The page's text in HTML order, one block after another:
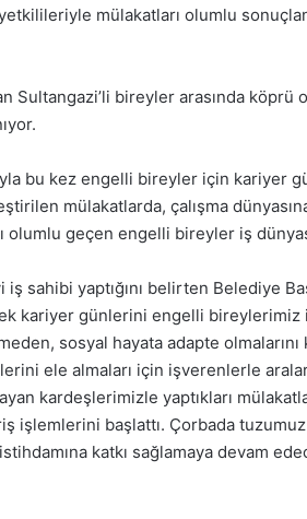
mülakatları olumlu
Sultangazi’li bireyler arasında köprü
bu kez engelli bireyler için kariyer
mülakatlarda, çalışma
geçen engelli bireyler iş
iş sahibi yaptığını belirten Belediye
kariyer günlerini engelli bireylerimiz
sosyal hayata adapte
ele almaları için işverenlerle
kardeşlerimizle yaptıkları
işlemlerini başlattı. Çorbada
katkı sağlamaya devam